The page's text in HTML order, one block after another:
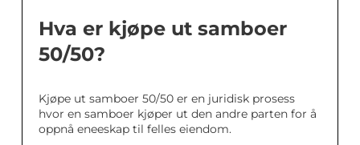
Hva er kjøpe ut samboer
50/50?
Kjøpe ut samboer 50/50 er en juridisk prosess
hvor en samboer kjøper ut den andre parten for å
oppnå eneeskap til felles eiendom.